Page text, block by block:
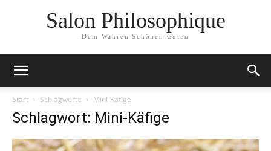
Salon Philosophique
Dem Wahren Schönen Guten
Start Schlagworte Mini-Käfige
Schlagwort: Mini-Käfige